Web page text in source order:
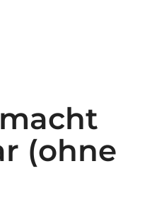
(ohne